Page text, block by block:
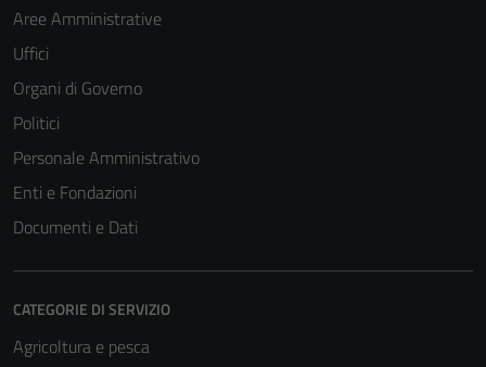
Aree Amministrative
Uffici
Organi di Governo
Politici
Personale Amministrativo
Enti e Fondazioni
Documenti e Dati
CATEGORIE DI SERVIZIO
Agricoltura e pesca